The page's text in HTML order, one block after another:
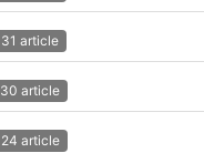
31 article
30 article
24 article